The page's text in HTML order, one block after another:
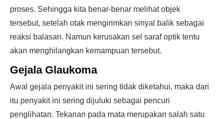
proses. Sehingga kita benar-benar melihat objek
tersebut, setelah otak mengirimkan sinyal balik sebagai
reaksi balasan. Namun kerusakan sel saraf optik tentu
akan menghilangkan kemampuan tersebut.
Gejala Glaukoma
Awal gejala penyakit ini sering tidak diketahui, maka dari
itu penyakit ini sering dijuluki sebagai pencuri
penglihatan. Tekanan pada mata merupakan salah satu